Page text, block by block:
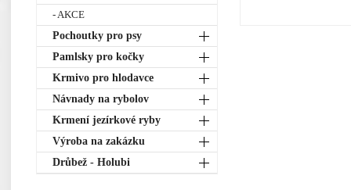
- AKCE
Pochoutky pro psy
Pamlsky pro kočky
Krmivo pro hlodavce
Návnady na rybolov
Krmení jezírkové ryby
Výroba na zakázku
Drůbež - Holubi